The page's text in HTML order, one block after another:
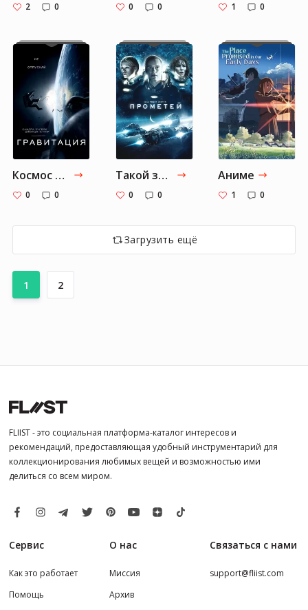
2 0 0 0 1 0
Космос и иже с ним
0 0
Такой загадочный космос
0 0
Аниме
1 0
Загрузить ещё
1 2
FLIIST - это социальная платформа-каталог интересов и
рекомендаций, предоставляющая удобный инструментарий для
коллекционирования любимых вещей и возможностью ими
делиться со всем миром.
Сервис
Как это работает
Помощь
О нас
Миссия
Архив
Связаться с нами
support@fliist.com